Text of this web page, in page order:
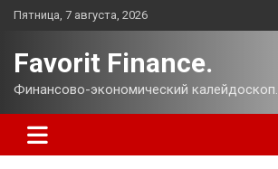
Перейти
Пятница, 7 августа, 2026
Favorit Finance.
Финансово-экономический калейдоскоп.